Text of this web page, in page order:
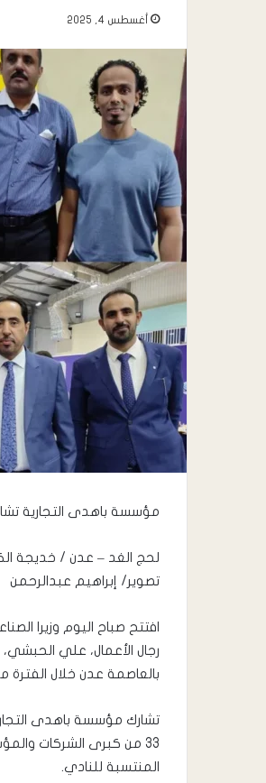
أغسطس 4, 2025
مؤسسة باهدى التجارية
لحج الغد – عدن / خديجة
تصوير/ إبراهيم عبدالرحمن
افتتح صباح اليوم وزيرا
بالعاصمة عدن خلال الفترة من 4 إلى 6 أغسطس
تشارك مؤسسة باهدى
33 من كبرى الشركات
المنتسبة للنادي.